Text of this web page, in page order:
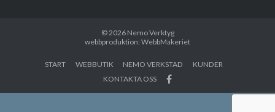
© 2026 Nemo Verktyg
webbproduktion: WebbMakeriet
START WEBBUTIK NEMO VERKSTAD
KUNDER
KONTAKTA OSS